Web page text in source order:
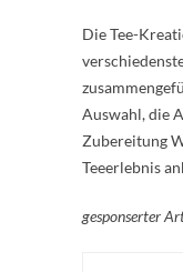
Die Tee-
Auswahl, die
Zubereitung
Teeerlebnis
gesponserter